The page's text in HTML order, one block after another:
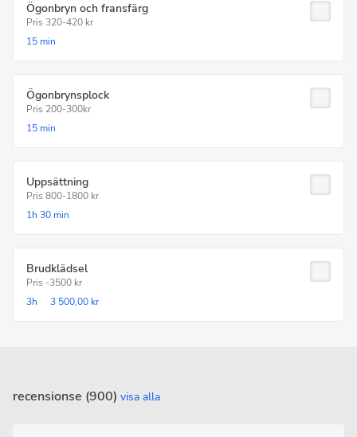
Ögonbryn och fransfärg
Pris 320-420 kr
15 min
Ögonbrynsplock
Pris 200-300kr
15 min
Uppsättning
Pris 800-1800 kr
1h 30 min
Brudklädsel
Pris -3500 kr
3h
3 500,00 kr
recensionse (900) visa alla